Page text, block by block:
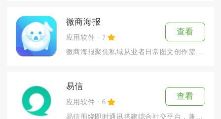
微商海报
应用软件 7
查看
微商海报聚焦私域从业者日常图文创作需求，把海报设计、图片编辑...
易信
应用软件 6
查看